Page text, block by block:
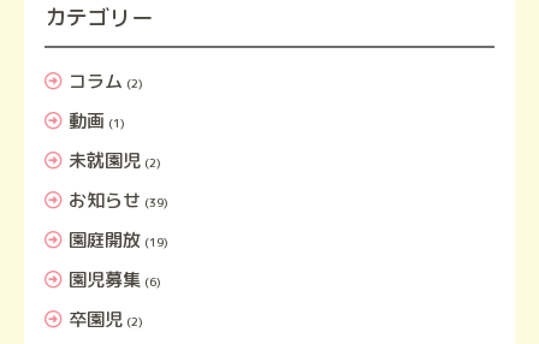
カテゴリー
コラム (2)
動画 (1)
未就園児(2)
お知らせ (39)
園庭開放(19)
園児募集 (6)
卒園児(2)